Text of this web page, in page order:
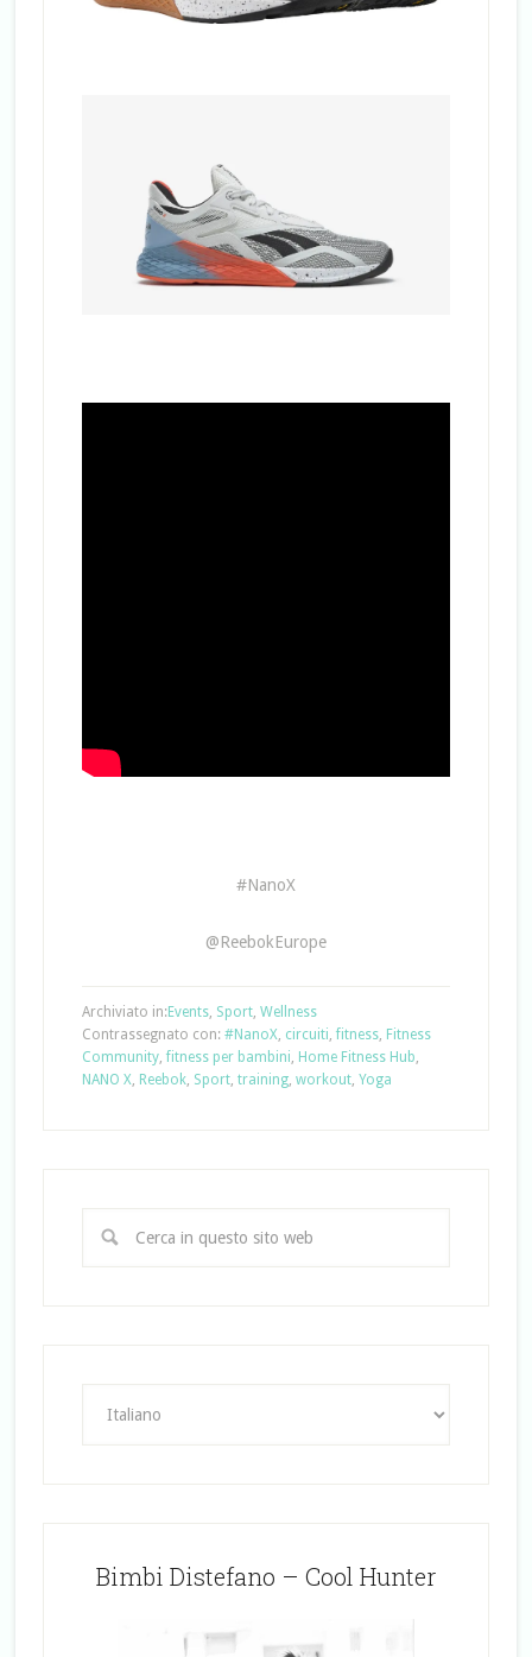
#NanoX
@ReebokEurope
Archiviato in: Events, Sport, Wellness
Contrassegnato con: #NanoX, circuiti, fitness, Fitness
Community, fitness per bambini, Home Fitness Hub,
NANO X, Reebok, Sport, training, workout, Yoga
Bimbi Distefano – Cool Hunter